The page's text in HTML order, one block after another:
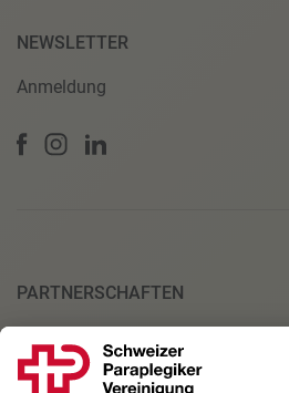
NEWSLETTER
Anmeldung
PARTNERSCHAFTEN